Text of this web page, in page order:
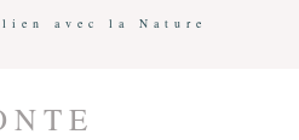
avec la Nature